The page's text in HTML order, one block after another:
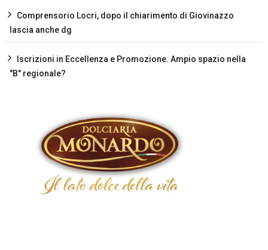
Comprensorio Locri, dopo il chiarimento di Giovinazzo
lascia anche dg
Iscrizioni in Eccellenza e Promozione. Ampio spazio nella
"B" regionale?